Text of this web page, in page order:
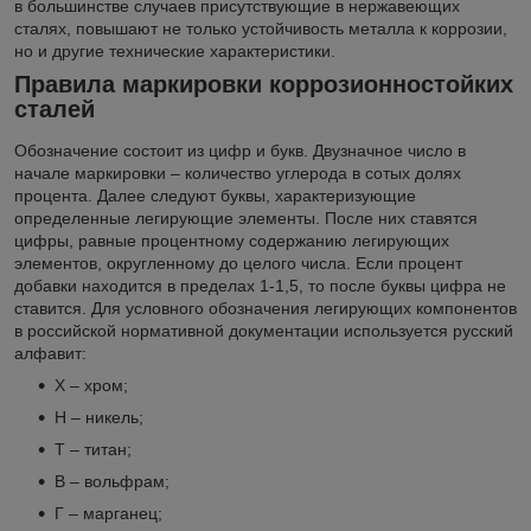
в большинстве случаев присутствующие в нержавеющих
сталях, повышают не только устойчивость металла к коррозии,
но и другие технические характеристики.
Правила маркировки коррозионностойких
сталей
Обозначение состоит из цифр и букв. Двузначное число в
начале маркировки – количество углерода в сотых долях
процента. Далее следуют буквы, характеризующие
определенные легирующие элементы. После них ставятся
цифры, равные процентному содержанию легирующих
элементов, округленному до целого числа. Если процент
добавки находится в пределах 1-1,5, то после буквы цифра не
ставится. Для условного обозначения легирующих компонентов
в российской нормативной документации используется русский
алфавит:
Х – хром;
Н – никель;
Т – титан;
В – вольфрам;
Г – марганец;